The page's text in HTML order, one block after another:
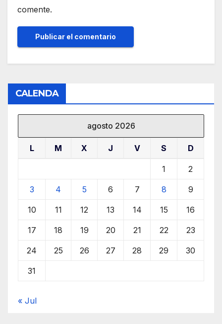
comente.
CALENDA
agosto 2026
L M X J V S D
1 2
3 4 5 6 7 8 9
10 11 12 13 14 15 16
17 18 19 20 21 22 23
24 25 26 27 28 29 30
31
« Jul